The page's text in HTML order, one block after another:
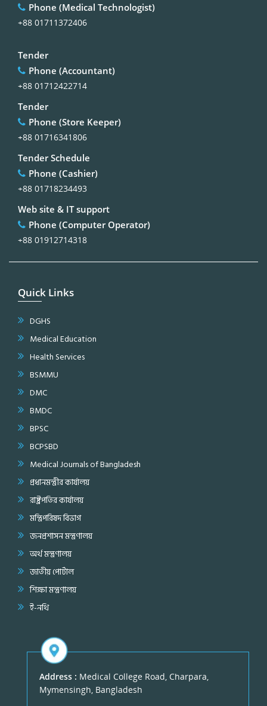
Phone (Medical Technologist)
+88 01711372406
Tender
Phone (Accountant)
+88 01712422714
Tender
Phone (Store Keeper)
+88 01716341806
Tender Schedule
Phone (Cashier)
+88 01718234493
Web site & IT support
Phone (Computer Operator)
+88 01912714318
Quick Links
DGHS
Medical Education
Health Services
BSMMU
DMC
BMDC
BPSC
BCPSBD
Medical Journals of Bangladesh
প্রধানমন্ত্রীর কার্যালয়
রাষ্ট্রপতির কার্যালয়
মন্ত্রিপরিষদ বিভাগ
জনপ্রশাসন মন্ত্রণালয়
অর্থ মন্ত্রণালয়
জাতীয় পোর্টাল
শিক্ষা মন্ত্রণালয়
ই-নথি
Address : Medical College Road, Charpara,
Mymensingh, Bangladesh